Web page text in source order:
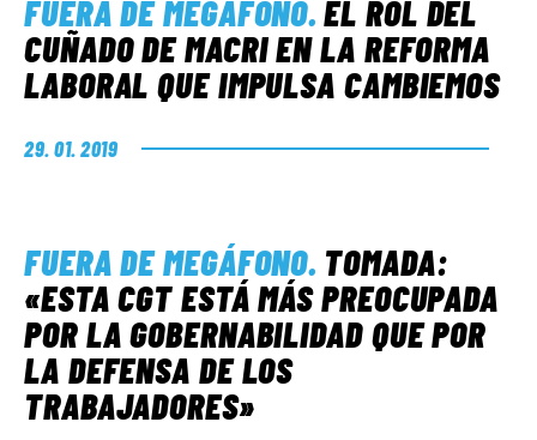
FUERA DE MEGÁFONO. EL ROL DEL
CUÑADO DE MACRI EN LA REFORMA
LABORAL QUE IMPULSA CAMBIEMOS
29. 01. 2019
FUERA DE MEGÁFONO. TOMADA:
«ESTA CGT ESTÁ MÁS PREOCUPADA
POR LA GOBERNABILIDAD QUE POR
LA DEFENSA DE LOS
TRABAJADORES»